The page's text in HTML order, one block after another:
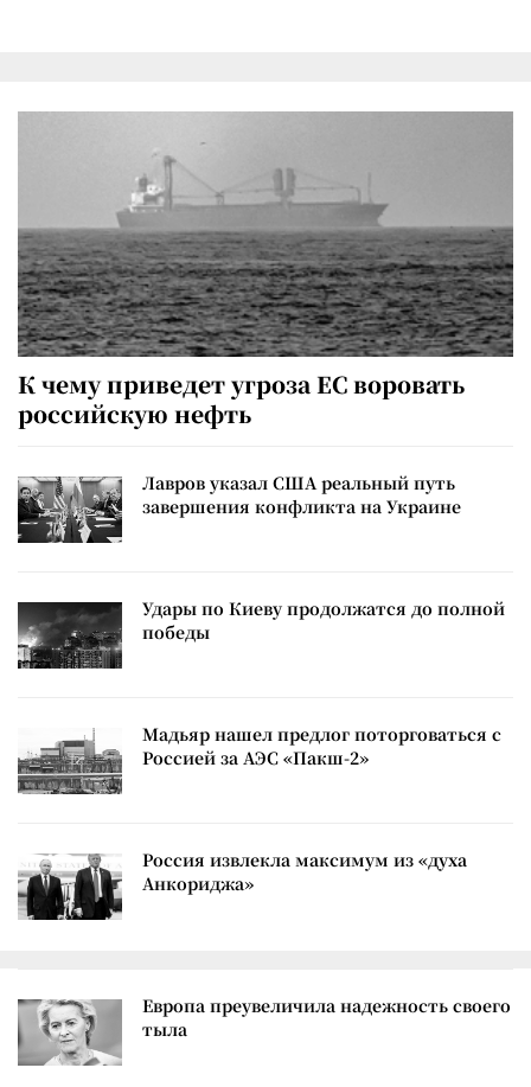
К чему приведет угроза ЕС воровать
российскую нефть
Лавров указал США реальный путь
завершения конфликта на Украине
Удары по Киеву продолжатся до полной
победы
Мадьяр нашел предлог поторговаться с
Россией за АЭС «Пакш-2»
Россия извлекла максимум из «духа
Анкориджа»
Европа преувеличила надежность своего
тыла